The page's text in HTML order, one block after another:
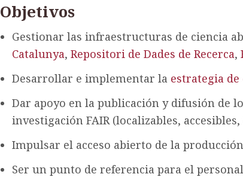
Objetivos
Gestionar las infraestructuras de ciencia
Catalunya, Repositori de Dades de Recerca,
Desarrollar e implementar la estrategia
Dar apoyo en la publicación y difusión de
investigación FAIR (localizables,
Impulsar el acceso abierto de la
Ser un punto de referencia para el